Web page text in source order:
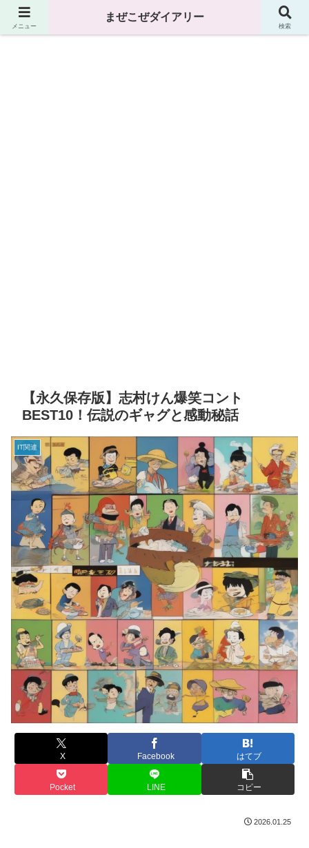
まぜこぜダイアリー
【永久保存版】志村けん爆笑コント
BEST10！伝説のギャグと感動秘話
IT関連
X Facebook はてブ
Pocket LINE コピー
2026.01.25
メニュー
まぜこぜダイアリー
検索